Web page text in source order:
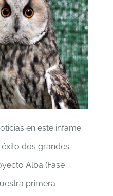
en este infame
dos grandes
Alba (Fase
primera